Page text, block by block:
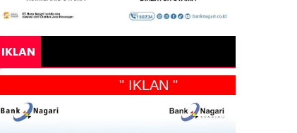
IKLAN
" IKLAN "